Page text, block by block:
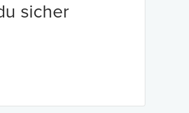
sicher